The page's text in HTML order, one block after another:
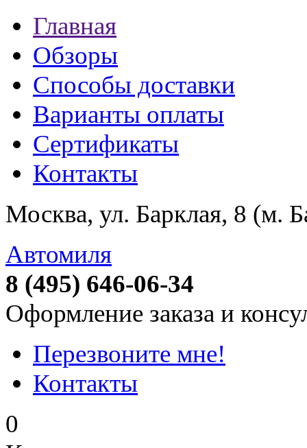
Главная
Обзоры
Способы доставки
Варианты оплаты
Сертификаты
Контакты
Москва, ул. Барклая, 8 (м.
Автомиля
8 (495) 646-06-34
Оформление заказа и
Перезвоните мне!
Контакты
0